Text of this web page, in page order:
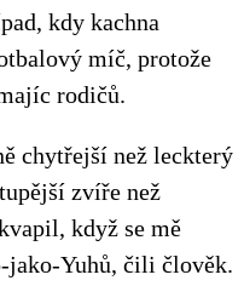
kdy kachna
míč, protože
rodičů.
chytřejší než leckterý
zvíře než
když se mě
jako-Yuhů, čili člověk.